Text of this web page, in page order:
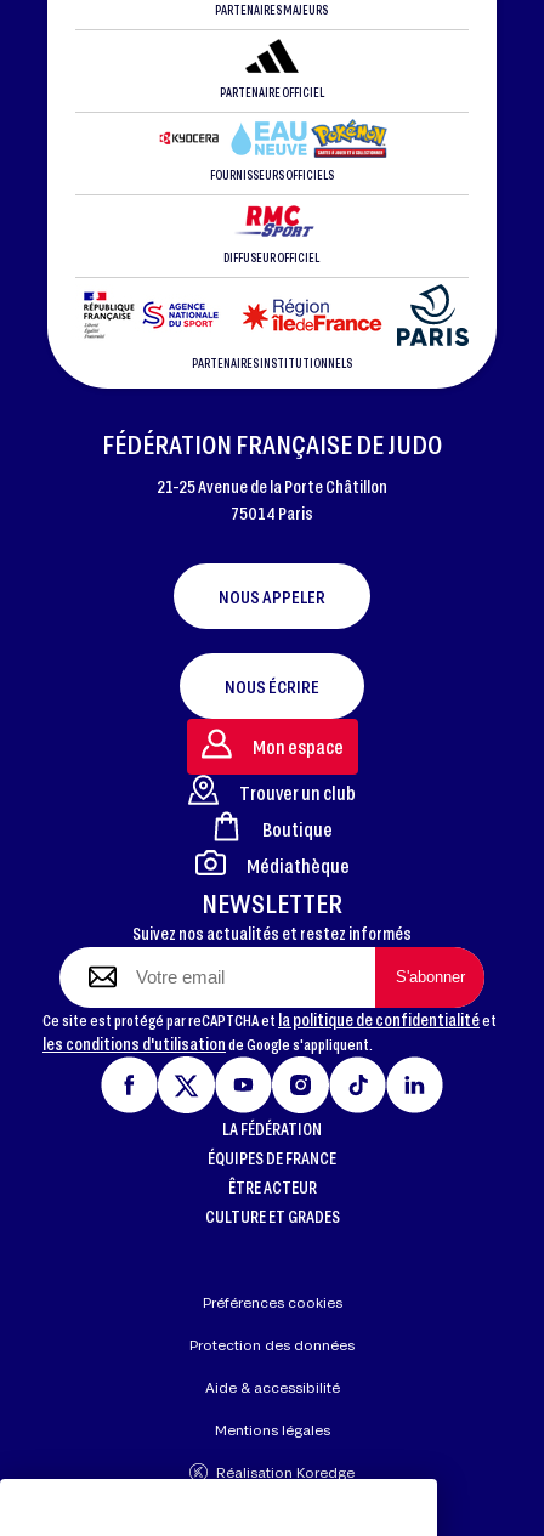
PARTENAIRES MAJEURS
PARTENAIRE OFFICIEL
FOURNISSEURS OFFICIELS
DIFFUSEUR OFFICIEL
PARTENAIRES INSTITUTIONNELS
FOOTER
FÉDÉRATION FRANÇAISE DE JUDO
21-25 Avenue de la Porte Châtillon
75014 Paris
NOUS APPELER
NOUS ÉCRIRE
NEWSLETTER
Suivez nos actualités et restez informés
Ce site est protégé par reCAPTCHA et la politique de confidentialitéet
les conditions d'utilisationde Google s'appliquent.
Mon espace
Trouver un club
Boutique
Médiathèque
LA FÉDÉRATION
ÉQUIPES DE FRANCE
ÊTRE ACTEUR
CULTURE ET GRADES
Préférences cookies
Protection des données
Aide & accessibilité
Mentions légales
Réalisation Koredge